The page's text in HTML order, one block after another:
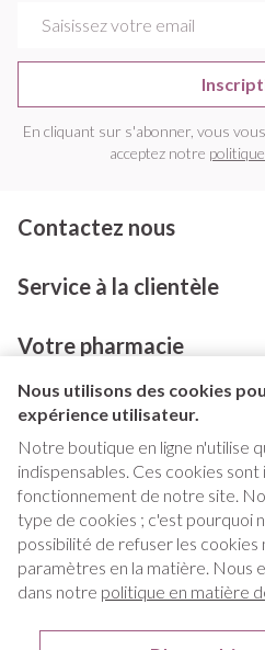
Nous utilisons des cookies
expérience utilisateur.
Notre boutique en ligne n'utilise
indispensables. Ces cookies sont
fonctionnement de notre site.
type de cookies ; c'est pourquoi
possibilité de refuser les cookies
paramètres en la matière. Nous
dans notre politique en matière
En cliquant sur s'abonner, vous
acceptez notre
Contactez nous
Service à la clientèle
Votre pharmacie
Liens légaux